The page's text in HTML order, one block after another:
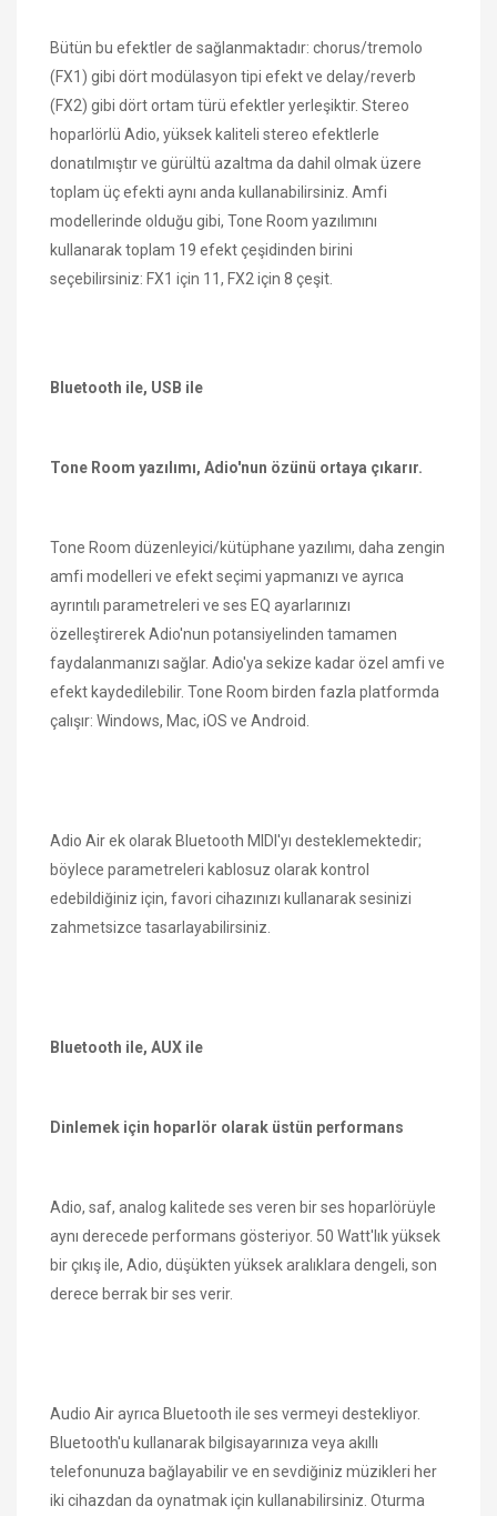
Bütün bu efektler de sağlanmaktadır: chorus/tremolo
(FX1) gibi dört modülasyon tipi efekt ve delay/reverb
(FX2) gibi dört ortam türü efektler yerleşiktir. Stereo
hoparlörlü Adio, yüksek kaliteli stereo efektlerle
donatılmıştır ve gürültü azaltma da dahil olmak üzere
toplam üç efekti aynı anda kullanabilirsiniz. Amfi
modellerinde olduğu gibi, Tone Room yazılımını
kullanarak toplam 19 efekt çeşidinden birini
seçebilirsiniz: FX1 için 11, FX2 için 8 çeşit.
Bluetooth ile, USB ile
Tone Room yazılımı, Adio'nun özünü ortaya çıkarır.
Tone Room düzenleyici/kütüphane yazılımı, daha zengin
amfi modelleri ve efekt seçimi yapmanızı ve ayrıca
ayrıntılı parametreleri ve ses EQ ayarlarınızı
özelleştirerek Adio'nun potansiyelinden tamamen
faydalanmanızı sağlar. Adio'ya sekize kadar özel amfi ve
efekt kaydedilebilir. Tone Room birden fazla platformda
çalışır: Windows, Mac, iOS ve Android.
Adio Air ek olarak Bluetooth MIDI'yı desteklemektedir;
böylece parametreleri kablosuz olarak kontrol
edebildiğiniz için, favori cihazınızı kullanarak sesinizi
zahmetsizce tasarlayabilirsiniz.
Bluetooth ile, AUX ile
Dinlemek için hoparlör olarak üstün performans
Adio, saf, analog kalitede ses veren bir ses hoparlörüyle
aynı derecede performans gösteriyor. 50 Watt'lık yüksek
bir çıkış ile, Adio, düşükten yüksek aralıklara dengeli, son
derece berrak bir ses verir.
Audio Air ayrıca Bluetooth ile ses vermeyi destekliyor.
Bluetooth'u kullanarak bilgisayarınıza veya akıllı
telefonunuza bağlayabilir ve en sevdiğiniz müzikleri her
iki cihazdan da oynatmak için kullanabilirsiniz. Oturma